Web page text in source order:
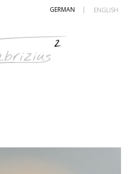
GERMAN | ENGLISH